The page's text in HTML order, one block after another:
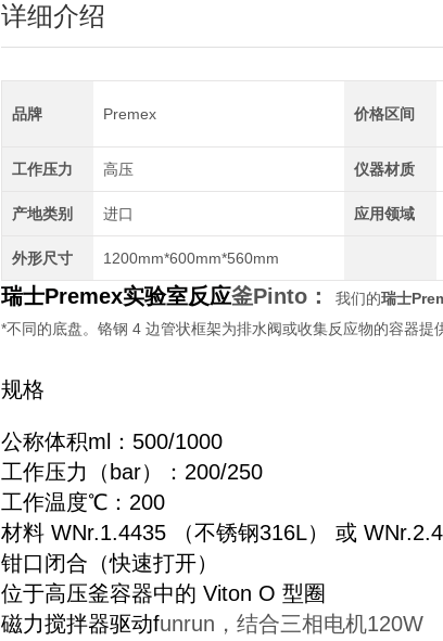
详细介绍
品牌 Premex 价格区间
工作压力 高压 仪器材质
产地类别 进口 应用领域
外形尺寸 1200mm*600mm*560mm
瑞士Premex实验室反应釜Pinto ： 我们的瑞士
*不同的底盘。铬钢 4 边管状框架为排水阀或收集反应物的容器提
规格
公称体积ml：500/1000
工作压力（bar）：200/250
工作温度℃：200
材料 WNr.1.4435 （不锈钢316L） 或
钳口闭合（快速打开）
位于高压釜容器中的 Viton O 型圈
磁力搅拌器驱动funrun，结合三相电机120W